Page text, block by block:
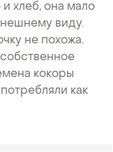
и хлеб, она мало
виду.
не похожа.
кокоры
как